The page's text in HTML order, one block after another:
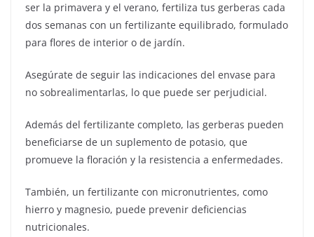
ser la primavera y el verano, fertiliza tus gerberas cada
dos semanas con un fertilizante equilibrado, formulado
para flores de interior o de jardín.
Asegúrate de seguir las indicaciones del envase para
no sobrealimentarlas, lo que puede ser perjudicial.
Además del fertilizante completo, las gerberas pueden
beneficiarse de un suplemento de potasio, que
promueve la floración y la resistencia a enfermedades.
También, un fertilizante con micronutrientes, como
hierro y magnesio, puede prevenir deficiencias
nutricionales.